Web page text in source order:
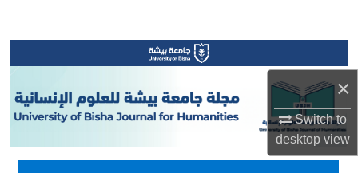
×
Switch to
desktopview
Browse Collections
My Account